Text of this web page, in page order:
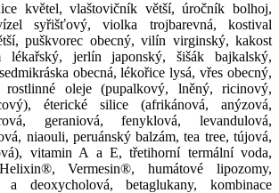
květel, vlaštovičník větší, úročník bolhoj,
syřišťový, violka trojbarevná, kostival
puškvorec obecný, vilín virginský, kakost
lékařský, jerlín japonský, šišák bajkalský,
obecná, lékořice lysá, vřes obecný,
rostlinné oleje (pupalkový, lněný, ricinový,
éterické silice (afrikánová, anýzová,
geraniová, fenyklová, levandulová,
niaouli, peruánský balzám, tea tree, tújová,
vitamin A a E, třetihorní termální voda,
Vermesin®, humátové lipozomy,
a deoxycholová, betaglukany, kombinace